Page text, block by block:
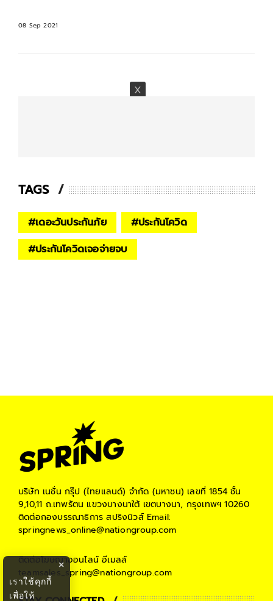
08 Sep 2021
TAGS
#เดอะวันประกันภัย #ประกันโควิด
#ประกันโควิดเจอจ่ายจบ
บริษัท เนชั่น กรุ๊ป (ไทยแลนด์) จำกัด (มหาชน) เลขที่ 1854 ชั้น
9,10,11 ถ.เทพรัตน แขวงบางนาใต้ เขตบางนา, กรุงเทพฯ 10260
ติดต่อกองบรรณาธิการ สปริงนิวส์Email:
springnews_online@nationgroup.com
ติดต่อโฆษณาออนไลน์ อีเมลล์
teamsales_spring@nationgroup.com
×
เราใช้คุกกี้
เพื่อให้